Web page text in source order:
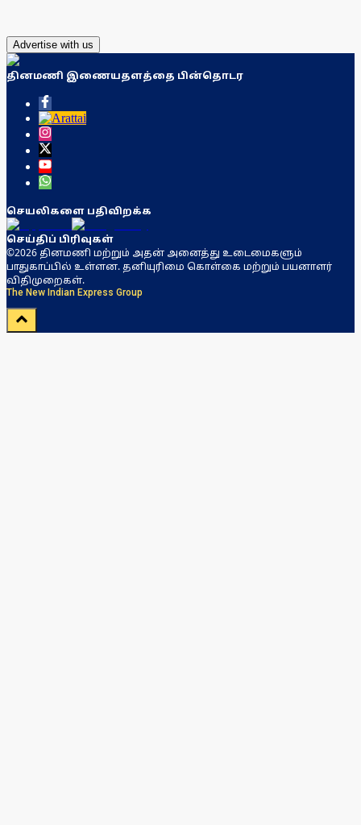
Advertise with us
தினமணி இணையதளத்தை பின்தொடர
செயலிகளை பதிவிறக்க
செய்திப் பிரிவுகள்
©2026 தினமணி மற்றும் அதன் அனைத்து உடைமைகளும்
பாதுகாப்பில் உள்ளன. தனியுரிமை கொள்கை மற்றும் பயனாளர்
விதிமுறைகள்.
The New Indian Express Group